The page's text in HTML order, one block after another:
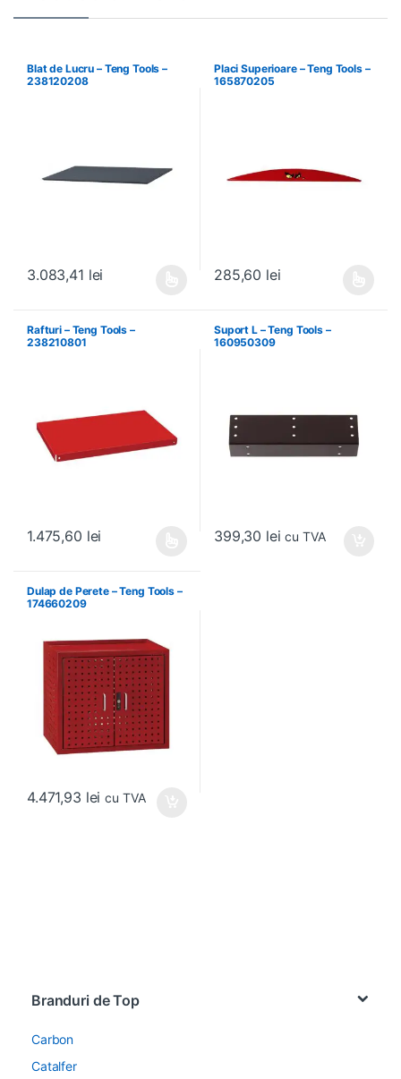
Blat de Lucru – Teng Tools –
238120208
3.083,41 lei
Placi Superioare – Teng Tools –
165870205
285,60 lei
Rafturi – Teng Tools –
238210801
1.475,60 lei
Suport L – Teng Tools –
160950309
399,30 lei cu TVA
Dulap de Perete – Teng Tools –
174660209
4.471,93 lei cu TVA
Branduri de Top
Carbon
Catalfer